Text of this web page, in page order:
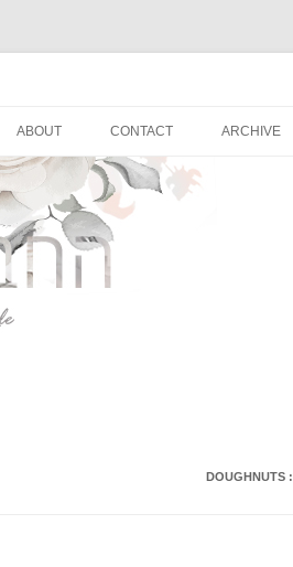
ARCHIVE
CONTACT
ABOUT
DOUGHNUTS